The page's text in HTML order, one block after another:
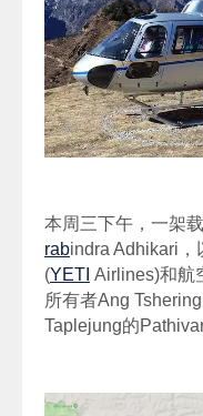
本周三下午，一架
rabindra Adhikari，
(YETI Airlines)和航
所有者Ang Tshering
Taplejung的